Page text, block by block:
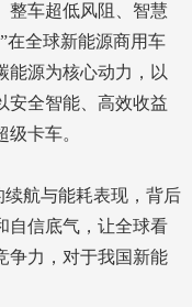
整车超低风阻、智慧
在全球新能源商用车
能源为核心动力，以
安全智能、高效收益
卡车。
航与能耗表现，背后
自信底气，让全球看
争力，对于我国新能